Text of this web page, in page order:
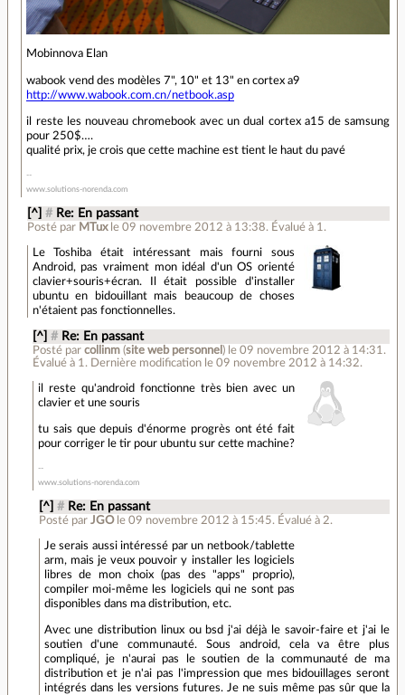
Mobinnova Elan
wabook vend des modèles 7", 10" et 13" en cortex a9
http://www.wabook.com.cn/netbook.asp
il reste les nouveau chromebook avec un dual cortex a15 de samsung
pour 250$….
qualité prix, je crois que cette machine est tient le haut du pavé
www.solutions-norenda.com
[^] # Re: En passant
Posté par MTux le 09 novembre 2012 à 13:38. Évalué à 1 .
Le Toshiba était intéressant mais fourni sous
Android, pas vraiment mon idéal d'un OS orienté
clavier+souris+écran. Il était possible d'installer
ubuntu en bidouillant mais beaucoup de choses
n'étaient pas fonctionnelles.
[^] # Re: En passant
Posté parcollinm (site web personnel ) le 09 novembre 2012 à 14:31 .
Évalué à 1 . Dernière modification le 09 novembre 2012 à 14:32.
il reste qu'android fonctionne très bien avec un
clavier et une souris
tu sais que depuis d'énorme progrès ont été fait
pour corriger le tir pour ubuntu sur cette machine?
www.solutions-norenda.com
[^] # Re: En passant
Posté par JGO le 09 novembre 2012 à 15:45. Évalué à 2.
Je serais aussi intéressé par un netbook/tablette
arm, mais je veux pouvoir y installer les logiciels
libres de mon choix (pas des "apps" proprio),
compiler moi-même les logiciels qui ne sont pas
disponibles dans ma distribution, etc.
Avec une distribution linux ou bsd j'ai déjà le savoir-faire et j'ai le
soutien d'une communauté. Sous android, cela va être plus
compliqué, je n'aurai pas le soutien de la communauté de ma
distribution et je n'ai pas l'impression que mes bidouillages seront
intégrés dans les versions futures. Je ne suis même pas sûr que la